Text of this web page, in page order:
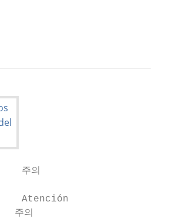
주의
Atención
주의